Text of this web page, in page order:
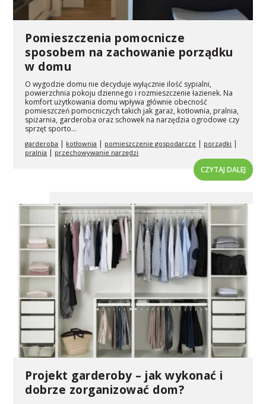
Pomieszczenia pomocnicze
sposobem na zachowanie porządku
w domu
O wygodzie domu nie decyduje wyłącznie ilość sypialni,
powierzchnia pokoju dziennego i rozmieszczenie łazienek. Na
komfort użytkowania domu wpływa głównie obecność
pomieszczeń pomocniczych takich jak garaż, kotłownia, pralnia,
spiżarnia, garderoba oraz schowek na narzędzia ogrodowe czy
sprzęt sporto...
garderoba | kotłownia | pomieszczenie gospodarcze | porządki |
pralnia | przechowywanie narzędzi
CZYTAJ DALEJ
Projekt garderoby – jak wykonać i
dobrze zorganizować dom?